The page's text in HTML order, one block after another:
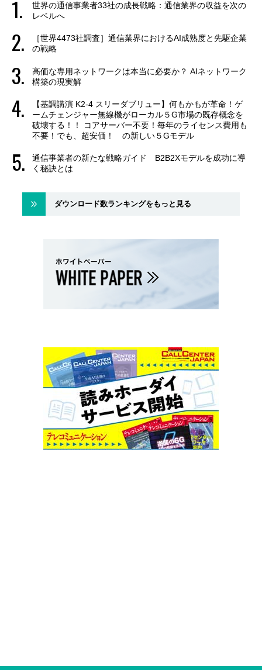
世界の通信事業者33社の成長戦略：通信業界の収益を次の
レベルへ
［世界4473社調査］通信業界におけるAI成熟度と先駆企業
の戦略
高価な専用ネットワークは本当に必要か？ AIネットワーク
構築の現実解
【基調講演 K2-4 スリーダブリュー】何もかもが革命！ゲ
ームチェンジャー無線機がローカル５G市場の既存概念を
破壊する！！ コアサーバー不要！毎年のライセンス費用も
不要！でも、超安価！ の新しい５Gモデル
通信事業者の新たな戦略ガイド B2B2Xモデルを成功に導
く秘訣とは
ダウンロード数ランキングをもっと見る